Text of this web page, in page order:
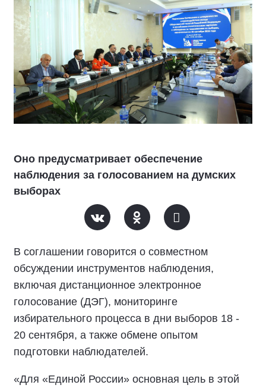
Оно предусматривает обеспечение
наблюдения за голосованием на думских
выборах
В соглашении говорится о совместном
обсуждении инструментов наблюдения,
включая дистанционное электронное
голосование (ДЭГ), мониторинге
избирательного процесса в дни выборов 18 -
20 сентября, а также обмене опытом
подготовки наблюдателей.
«Для «Единой России» основная цель в этой